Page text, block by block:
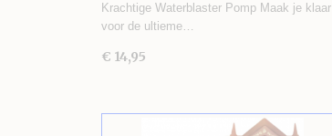
Krachtige Waterblaster Pomp Maak je klaar
voor de ultieme…
€ 14,95